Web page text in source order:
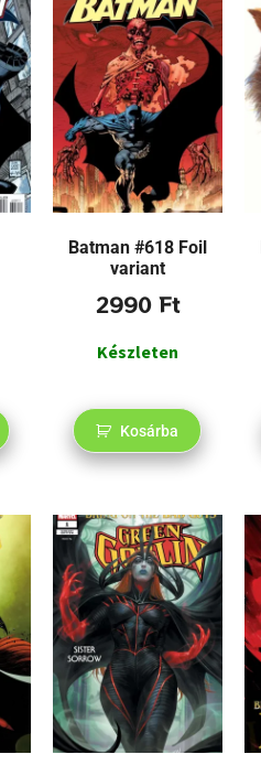
Batman #618 Foil
variant
2990Ft
Készleten
Kosárba